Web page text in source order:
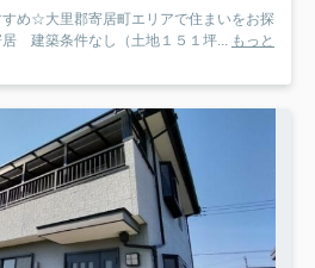
め☆大里郡寄居町エリアで住まいをお探
居 建築条件なし（土地１５１坪... もっと